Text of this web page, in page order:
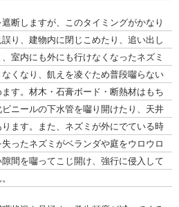
断しますが、このタイミングがかなり
り、建物内に閉じこめたり、追い出し
室内にも外にも行けなくなったネズミ
くなり、飢えを凌ぐため普段囓らない
す。材木・石膏ボード・断熱材はもち
ニールの下水管を囓り開けたり、天井
ます。また、ネズミが外にでている時
ったネズミがベランダや庭をウロウロ
間を囓ってこじ開け、強行に侵入して